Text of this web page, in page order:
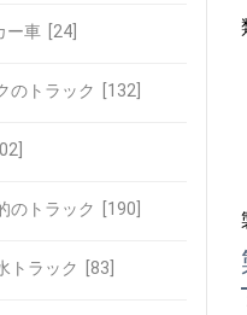
ー車 [24]
のトラック [132]
のトラック [190]
トラック [83]